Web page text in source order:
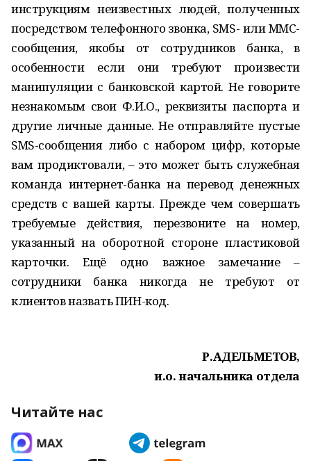
инструкциям неизвестных людей, полученных
посредством телефонного звонка, SMS- или MMC-
сообщения, якобы от сотрудников банка, в
особенности если они требуют произвести
манипуляции с банковской картой. Не говорите
незнакомым свои Ф.И.О., реквизиты паспорта и
другие личные данные. Не отправляйте пустые
SMS-сообщения либо с набором цифр, которые
вам продиктовали, – это может быть служебная
команда интернет-банка на перевод денежных
средств с вашей карты. Прежде чем совершать
требуемые действия, перезвоните на номер,
указанный на оборотной стороне пластиковой
карточки. Ещё одно важное замечание –
сотрудники банка никогда не требуют от
клиентов назвать ПИН-код.
Р.АДЕЛЬМЕТОВ,
и.о. начальника отдела
Читайте нас